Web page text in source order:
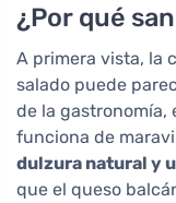
¿Por qué
A primera vista, la
salado puede
de la gastronomía,
funciona de
dulzura natural y
que el queso